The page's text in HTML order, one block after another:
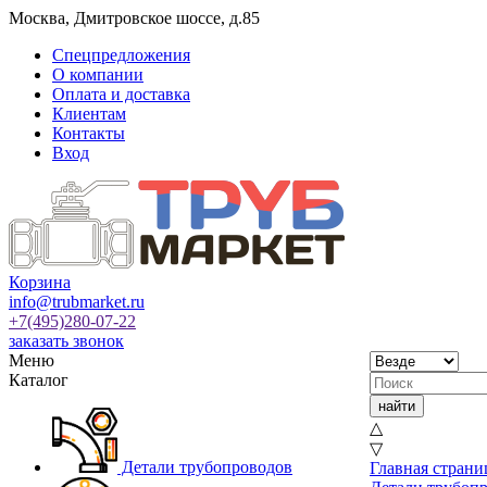
Москва, Дмитровское шоссе, д.85
Спецпредложения
О компании
Оплата и доставка
Клиентам
Контакты
Вход
Корзина
info@trubmarket.ru
+7(495)280-07-22
заказать звонок
Меню
Каталог
Детали трубопроводов
△
▽
Главная